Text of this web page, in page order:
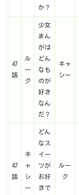
か？
47
話
ル
ー
ク
少女
まん
がは
どん
なも
のが
好き
なん
だ？
キャ
シー
47
話
キ
ャ
シ
ー
どん
なス
イー
ツが
お好
きで
ルー
ク